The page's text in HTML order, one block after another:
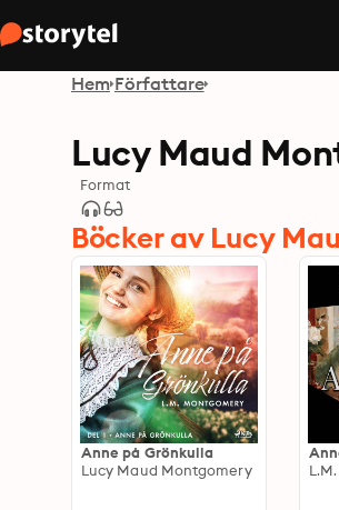
Hem Författare
Lucy Maud
Format
Böcker av Lucy
Anne på Grönkulla
Lucy Maud Montgomery